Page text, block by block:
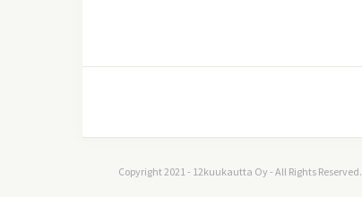
Copyright 2021 - 12kuukautta Oy - All Rights Reserved.